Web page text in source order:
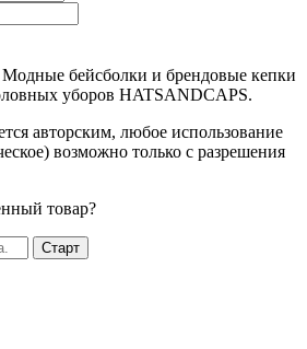
бейсболки и брендовые кепки
уборов HATSANDCAPS.
авторским, любое использование
возможно только с разрешения
товар?
Старт